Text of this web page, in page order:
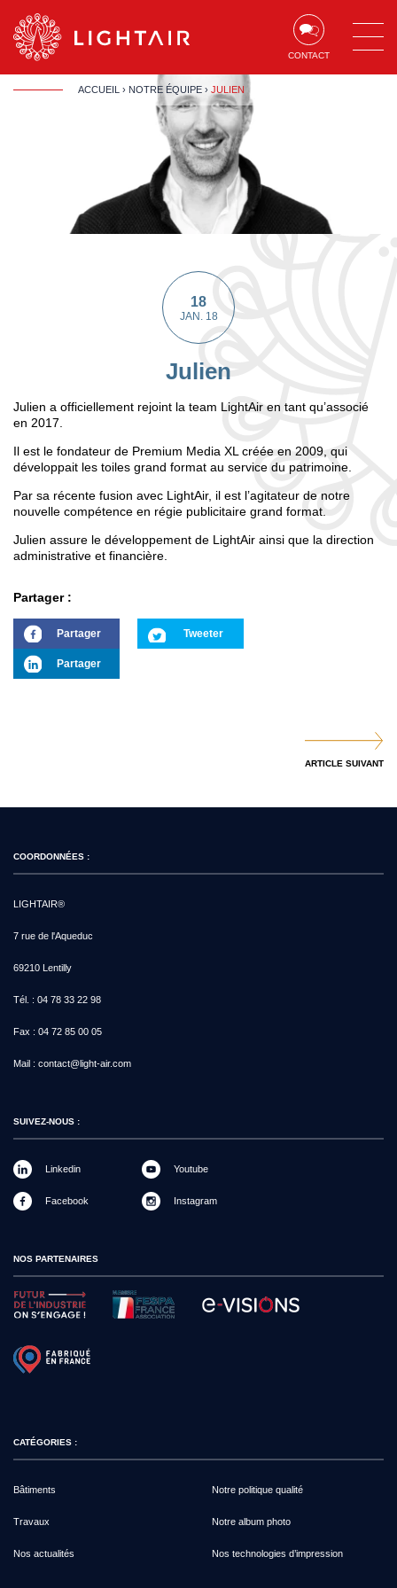
Aller au contenu Aller à la recherche
CONTACT
ACCUEIL › NOTRE ÉQUIPE › JULIEN
Julien
18
JAN. 18
Julien a officiellement rejoint la team LightAir en tant qu’associé
en 2017.
Il est le fondateur de Premium Media XL créée en 2009, qui
développait les toiles grand format au service du patrimoine.
Par sa récente fusion avec LightAir, il est l’agitateur de notre
nouvelle compétence en régie publicitaire grand format.
Julien assure le développement de LightAir ainsi que la direction
administrative et financière.
Partager :
Partager Tweeter
Partager
ARTICLE SUIVANT
COORDONNÉES :
LIGHTAIR®
7 rue de l'Aqueduc
69210 Lentilly
Tél. : 04 78 33 22 98
Fax : 04 72 85 00 05
Mail : contact@light-air.com
SUIVEZ-NOUS :
Linkedin
Facebook
Youtube
Instagram
NOS PARTENAIRES
CATÉGORIES :
Bâtiments
Travaux
Nos actualités
Notre politique qualité
Notre album photo
Nos technologies d’impression